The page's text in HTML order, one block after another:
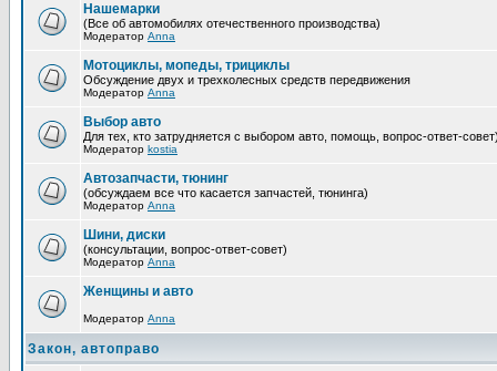
Нашемарки
(Все об автомобилях отечественного производства)
Модератор Anna
Мотоциклы, мопеды, трициклы
Обсуждение двух и трехколесных средств передвижения
Модератор Anna
Выбор авто
Для тех, кто затрудняется с выбором авто, помощь, вопрос-ответ-
Модератор kostia
Автозапчасти, тюнинг
(обсуждаем все что касается запчастей, тюнинга)
Модератор Anna
Шини, диски
(консультации, вопрос-ответ-совет)
Модератор Anna
Женщины и авто
Модератор Anna
Закон, автоправо